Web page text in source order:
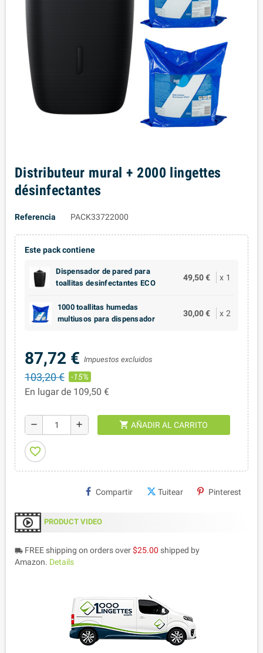
Distributeur mural + 2000 lingettes
désinfectantes
Referencia PACK33722000
Este pack contiene
Dispensador de pared para
toallitas desinfectantes ECO
49,50 € x 1
1000 toallitas humedas
multiusos para dispensador
30,00 € x 2
87,72 € Impuestos excluidos
103,20 € -15%
En lugar de 109,50 €
remove add shopping_cart AÑADIR AL CARRITO
favorite_border
Compartir Tuitear Pinterest
PRODUCT VIDEO
local_shipping FREE shipping on orders over$25.00 shipped by
Amazon. Details